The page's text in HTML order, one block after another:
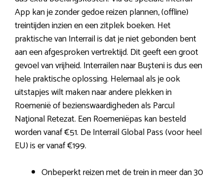
App kan je zonder gedoe reizen plannen, (offline)
treintijden inzien en een zitplek boeken. Het
praktische van Interrail is dat je niet gebonden bent
aan een afgesproken vertrektijd. Dit geeft een groot
gevoel van vrijheid. Interrailen naar Bușteni is dus een
hele praktische oplossing. Helemaal als je ook
uitstapjes wilt maken naar andere plekken in
Roemenië of bezienswaardigheden als Parcul
Naţional Retezat. Een Roemeniëpas kan besteld
worden vanaf €51. De Interrail Global Pass (voor heel
EU) is er vanaf €199.
Onbeperkt reizen met de trein in meer dan 30